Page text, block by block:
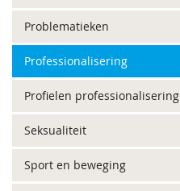
Problematieken
Professionalisering
Profielen professionalisering
Seksualiteit
Sport en beweging